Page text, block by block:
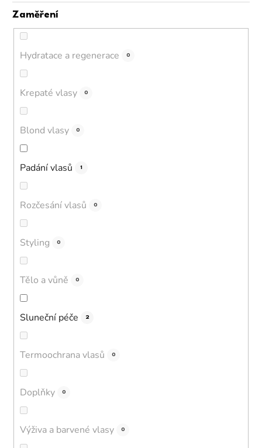
Zaměření
Hydratace a regenerace 0
Krepaté vlasy 0
Blond vlasy 0
Padání vlasů 1
Rozčesání vlasů 0
Styling 0
Tělo a vůně 0
Sluneční péče 2
Termoochrana vlasů 0
Doplňky 0
Výživa a barvené vlasy 0